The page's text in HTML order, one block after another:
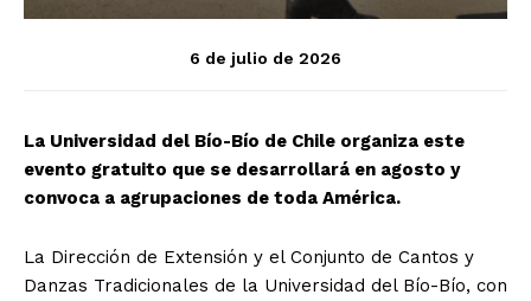
6 de julio de 2026
La Universidad del Bío-Bío de Chile organiza este
evento gratuito que se desarrollará en agosto y
convoca a agrupaciones de toda América.
La Dirección de Extensión y el Conjunto de Cantos y
Danzas Tradicionales de la Universidad del Bío-Bío, con